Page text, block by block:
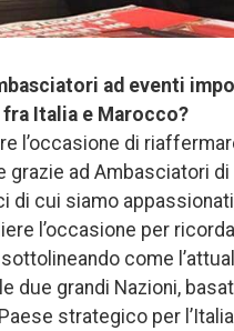
ad eventi
Italia e Marocco?
l’occasione di
ad Ambasciatori
cui siamo
l’occasione per
come
due grandi Nazioni,
strategico per